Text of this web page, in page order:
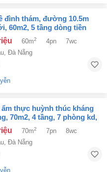
60m2, 5 tầng dòng tiền
60m2 4pn
7wc
, Đà Nẵng
70m2, 4 tầng, 7 phòng kd,
70m2 7pn
8wc
, Đà Nẵng